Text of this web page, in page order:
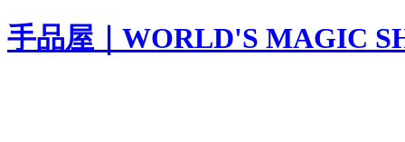
手品屋｜WORLD'S MAGIC